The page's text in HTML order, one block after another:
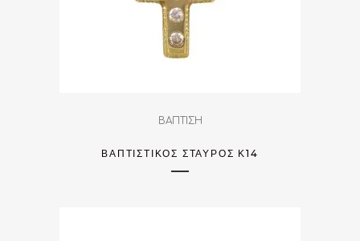
ΒΑΠΤΙΣΗ
ΒΑΠΤΙΣΤΙΚΌΣ ΣΤΑΥΡΌΣ Κ14